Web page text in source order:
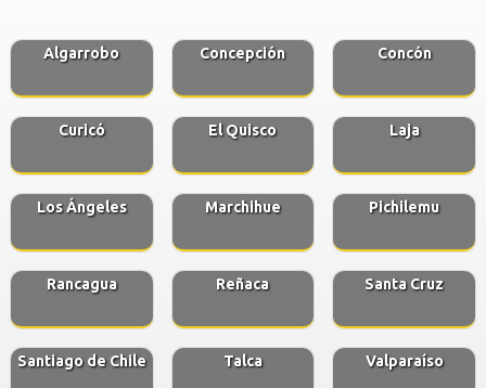
Algarrobo Concepción Concón
Curicó El Quisco Laja
Los Ángeles Marchihue Pichilemu
Rancagua Reñaca Santa Cruz
Santiago de Chile Talca Valparaíso